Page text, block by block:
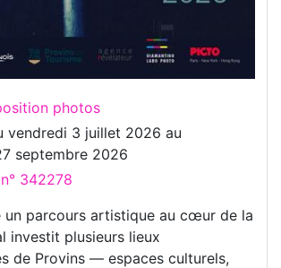
photos
vendredi 3 juillet 2026 au
septembre 2026
342278
un parcours artistique au cœur de la
investit plusieurs lieux
de Provins — espaces culturels,